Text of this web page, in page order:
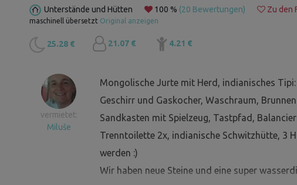
Unterstände und Hütten 100 % (20 Bewertungen) Zu den
maschinell übersetzt Original anzeigen
25.28 € 21.07 € 4.21 €
vermietet:
Miluše
Mongolische Jurte mit Herd, indianisches
Geschirr und Gaskocher, Waschraum,
Sandkasten mit Spielzeug, Tastpfad,
Trenntoilette 2x, indianische Schwitzhütte, 3
werden :)
Wir haben neue Steine und eine super